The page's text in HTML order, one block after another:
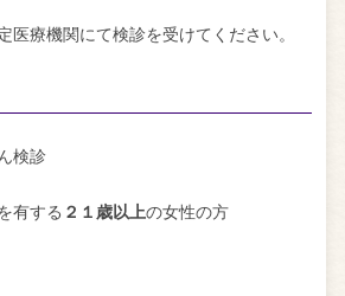
医療機関にて検診を受けてください。
検診
する ２１歳以上の女性の方